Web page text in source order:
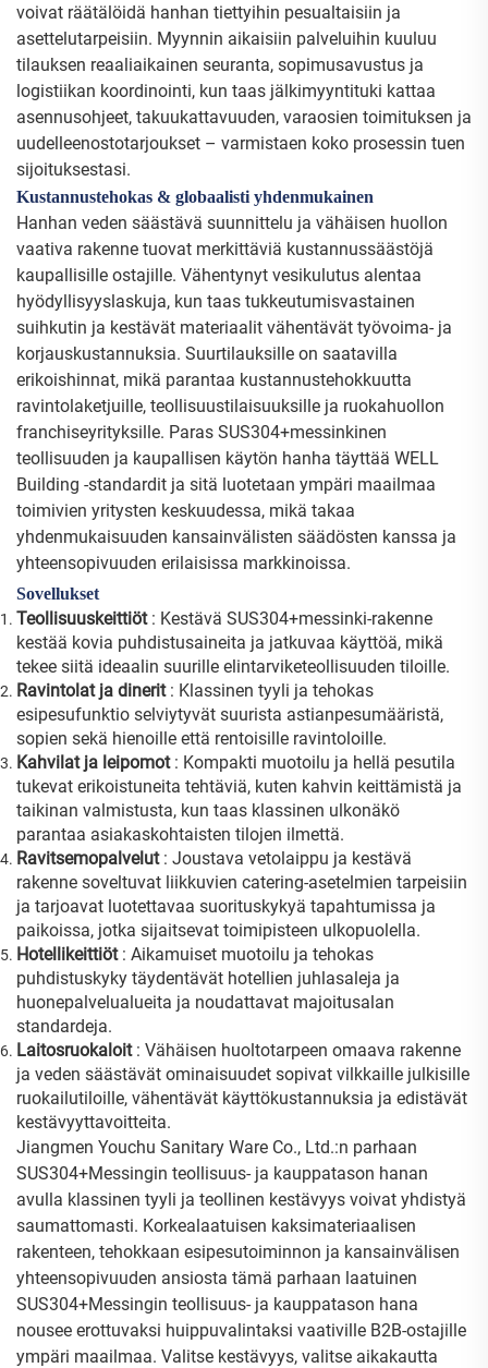
voivat räätälöidä hanhan tiettyihin pesualtaisiin ja
asettelutarpeisiin. Myynnin aikaisiin palveluihin kuuluu
tilauksen reaaliaikainen seuranta, sopimusavustus ja
logistiikan koordinointi, kun taas jälkimyyntituki kattaa
asennusohjeet, takuukattavuuden, varaosien toimituksen ja
uudelleenostotarjoukset – varmistaen koko prosessin tuen
sijoituksestasi.
Kustannustehokas & globaalisti yhdenmukainen
Hanhan veden säästävä suunnittelu ja vähäisen huollon
vaativa rakenne tuovat merkittäviä kustannussäästöjä
kaupallisille ostajille. Vähentynyt vesikulutus alentaa
hyödyllisyyslaskuja, kun taas tukkeutumisvastainen
suihkutin ja kestävät materiaalit vähentävät työvoima- ja
korjauskustannuksia. Suurtilauksille on saatavilla
erikoishinnat, mikä parantaa kustannustehokkuutta
ravintolaketjuille, teollisuustilaisuuksille ja ruokahuollon
franchiseyrityksille. Paras SUS304+messinkinen
teollisuuden ja kaupallisen käytön hanha täyttää WELL
Building -standardit ja sitä luotetaan ympäri maailmaa
toimivien yritysten keskuudessa, mikä takaa
yhdenmukaisuuden kansainvälisten säädösten kanssa ja
yhteensopivuuden erilaisissa markkinoissa.
Sovellukset
Teollisuuskeittiöt : Kestävä SUS304+messinki-rakenne
kestää kovia puhdistusaineita ja jatkuvaa käyttöä, mikä
tekee siitä ideaalin suurille elintarviketeollisuuden tiloille.
Ravintolat ja dinerit : Klassinen tyyli ja tehokas
esipesufunktio selviytyvät suurista astianpesumääristä,
sopien sekä hienoille että rentoisille ravintoloille.
Kahvilat ja leipomot : Kompakti muotoilu ja hellä pesutila
tukevat erikoistuneita tehtäviä, kuten kahvin keittämistä ja
taikinan valmistusta, kun taas klassinen ulkonäkö
parantaa asiakaskohtaisten tilojen ilmettä.
Ravitsemopalvelut : Joustava vetolaippu ja kestävä
rakenne soveltuvat liikkuvien catering-asetelmien tarpeisiin
ja tarjoavat luotettavaa suorituskykyä tapahtumissa ja
paikoissa, jotka sijaitsevat toimipisteen ulkopuolella.
Hotellikeittiöt : Aikamuiset muotoilu ja tehokas
puhdistuskyky täydentävät hotellien juhlasaleja ja
huonepalvelualueita ja noudattavat majoitusalan
standardeja.
Laitosruokaloit : Vähäisen huoltotarpeen omaava rakenne
ja veden säästävät ominaisuudet sopivat vilkkaille julkisille
ruokailutiloille, vähentävät käyttökustannuksia ja edistävät
kestävyyttavoitteita.
Jiangmen Youchu Sanitary Ware Co., Ltd.:n parhaan
SUS304+Messingin teollisuus- ja kauppatason hanan
avulla klassinen tyyli ja teollinen kestävyys voivat yhdistyä
saumattomasti. Korkealaatuisen kaksimateriaalisen
rakenteen, tehokkaan esipesutoiminnon ja kansainvälisen
yhteensopivuuden ansiosta tämä parhaan laatuinen
SUS304+Messingin teollisuus- ja kauppatason hana
nousee erottuvaksi huippuvalintaksi vaativille B2B-ostajille
ympäri maailmaa. Valitse kestävyys, valitse aikakautta